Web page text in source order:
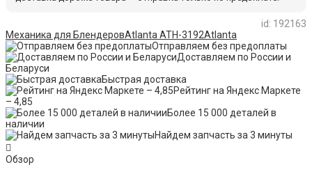
id: 192163
Механика для БлендеровAtlanta ATH-3192Atlanta
Отправляем без предоплаты
Доставляем по России и
Беларуси
Быстрая доставка
Рейтинг на Яндекс Маркете
– 4,85
Более 15 000 деталей в
наличии
Найдем запчасть за 3 минуты
Обзор